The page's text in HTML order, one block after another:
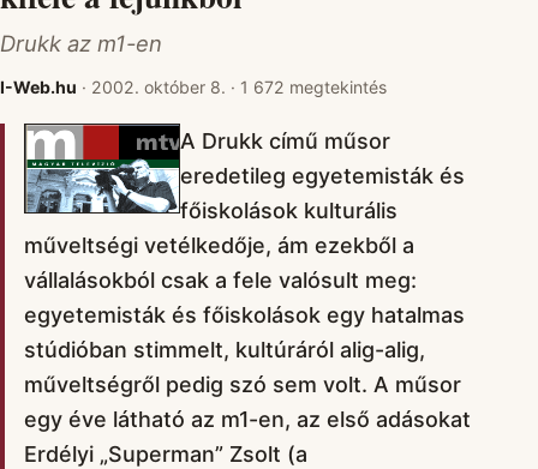
Drukk az m1-en
I-Web.hu · 2002. október 8. · 1 672 megtekintés
A Drukk című műsor
eredetileg egyetemisták és
főiskolások kulturális
műveltségi vetélkedője, ám ezekből a
vállalásokból csak a fele valósult meg:
egyetemisták és főiskolások egy hatalmas
stúdióban stimmelt, kultúráról alig-alig,
műveltségről pedig szó sem volt. A műsor
egy éve látható az m1-en, az első adásokat
Erdélyi „Superman” Zsolt (a